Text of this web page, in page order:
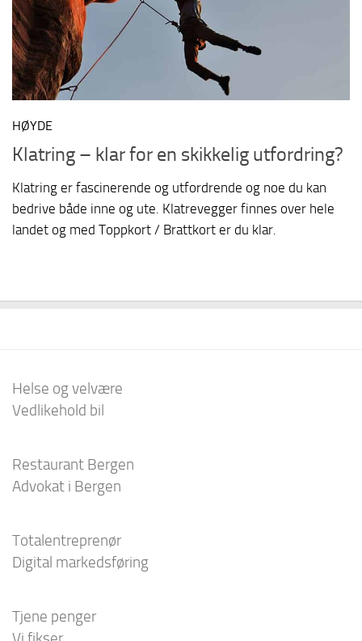
HØYDE
Klatring – klar fo r en skikkelig utfordring?
Klatring er fascinerende og utfordrende og noe du kan
bedrive både inne og ute. Klatrevegger finnes over hele
landet og med Toppkort / Brattkort er du klar.
Helse og velvære
Vedlikehold bil
Restaurant Bergen
Advokat i Bergen
Totalentreprenør
Digital markedsføring
Tjene penger